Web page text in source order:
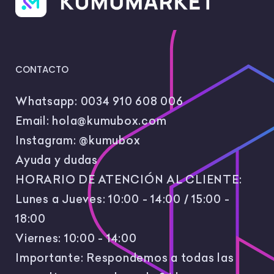
CONTACTO
Whatsapp: 0034 910 608 006
Email: hola@kumubox.com
Instagram: @kumubox
Ayuda y dudas
HORARIO DE ATENCIÓN AL CLIENTE:
Lunes a Jueves: 10:00 - 14:00 / 15:00 -
18:00
Viernes: 10:00 - 14:00
Importante: Respondemos a todas las